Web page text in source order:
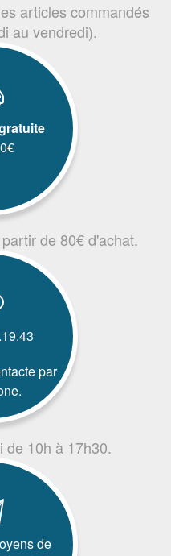
articles commandés
au vendredi).
de 80€ d'achat.
par
de 10h à 17h30.
de